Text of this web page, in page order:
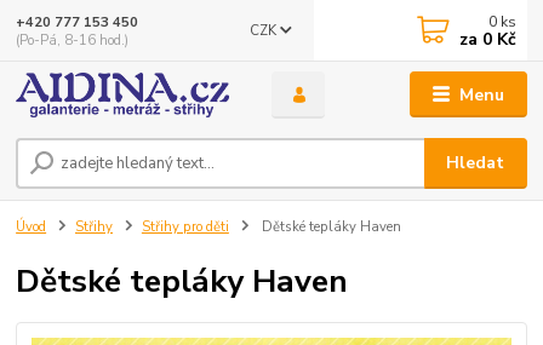
Menu
CZK
Hledat
+420 777 153 450
(Po-Pá, 8-16 hod.)
0 ks
za 0 Kč
Úvod Střihy Střihy pro děti Dětské tepláky Haven
Dětské tepláky Haven